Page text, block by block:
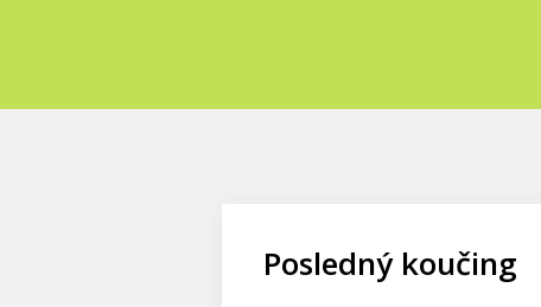
Posledný koučing